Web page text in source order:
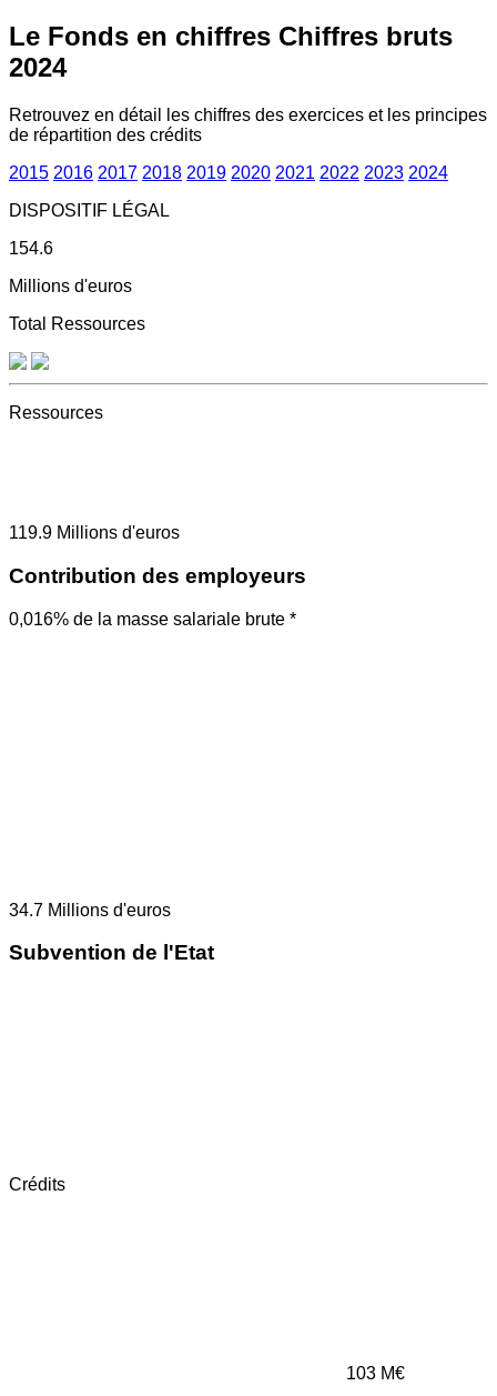
Le Fonds en chiffres Chiffres bruts
2024
Retrouvez en détail les chiffres des exercices et les principes
de répartition des crédits
2015 2016 2017 2018 2019 2020 2021 2022 2023 2024
DISPOSITIF LÉGAL
154.6
Millions d'euros
Total Ressources
Ressources
119.9 Millions d'euros
Contribution des employeurs
0,016% de la masse salariale brute *
34.7 Millions d'euros
Subvention de l'Etat
Crédits
103 M€